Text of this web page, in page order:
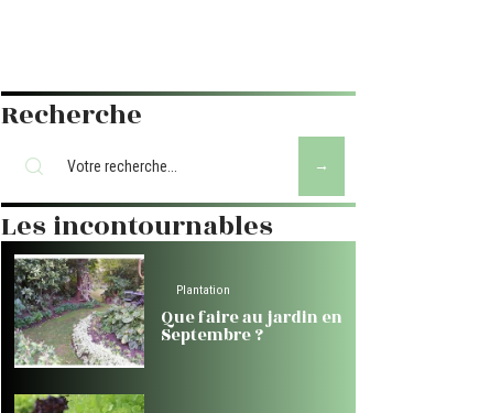
Recherche
Les incontournables
Plantation
Que faire au jardin en
Septembre ?